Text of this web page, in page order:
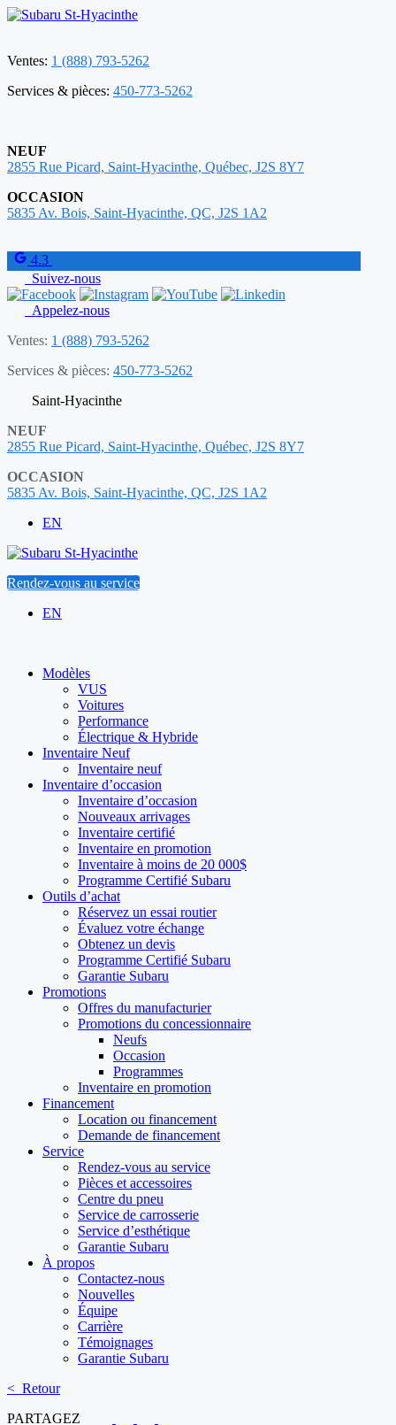
Ventes: 1 (888) 793-5262
Services & pièces: 450-773-5262
NEUF
2855 Rue Picard, Saint-Hyacinthe, Québec, J2S 8Y7
OCCASION
5835 Av. Bois, Saint-Hyacinthe, QC, J2S 1A2
4.3
Suivez-nous
Appelez-nous
Ventes: 1 (888) 793-5262
Services & pièces: 450-773-5262
Saint-Hyacinthe
NEUF
2855 Rue Picard, Saint-Hyacinthe, Québec, J2S 8Y7
OCCASION
5835 Av. Bois, Saint-Hyacinthe, QC, J2S 1A2
EN
Rendez-vous au service
EN
Modèles
VUS
Voitures
Performance
Électrique & Hybride
Inventaire Neuf
Inventaire neuf
Inventaire d’occasion
Inventaire d’occasion
Nouveaux arrivages
Inventaire certifié
Inventaire en promotion
Inventaire à moins de 20 000$
Programme Certifié Subaru
Outils d’achat
Réservez un essai routier
Évaluez votre échange
Obtenez un devis
Programme Certifié Subaru
Garantie Subaru
Promotions
Offres du manufacturier
Promotions du concessionnaire
Neufs
Occasion
Programmes
Inventaire en promotion
Financement
Location ou financement
Demande de financement
Service
Rendez-vous au service
Pièces et accessoires
Centre du pneu
Service de carrosserie
Service d’esthétique
Garantie Subaru
À propos
Contactez-nous
Nouvelles
Équipe
Carrière
Témoignages
Garantie Subaru
< Retour
PARTAGEZ